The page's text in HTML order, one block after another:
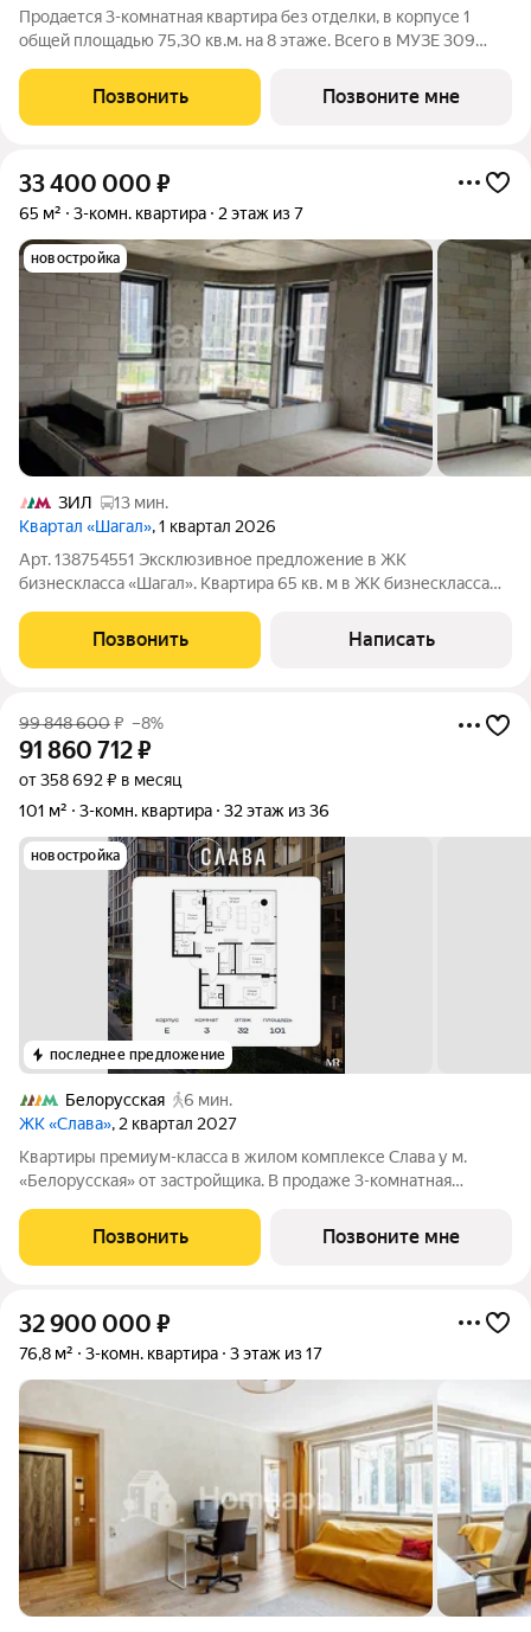
Продается 3-комнатная квартира без отделки, в корпусе 1
общей площадью 75,30 кв.м. на 8 этаже. Всего в МУЗЕ 309
террасами. Высота потолков от 3,5 до 4,65 м. Эксклюзивные
Позвонить Позвоните мне
33 400 000 ₽
65 м² 3-комн. квартира 2 этаж из 7
новостройка
ЗИЛ
13 мин.
Квартал «Шагал», 1 квартал 2026
Арт. 138754551 Эксклюзивное предложение в ЖК
бизнескласса «Шагал». Квартира 65 кв. м в ЖК бизнескласса
максимально функциональна и удобна для семьи:2
изолированные комнаты личное
Позвонить Написать
99 848 600₽ –8%
91 860 712₽
от 358 692 ₽ в месяц
101 м²
3-комн. квартира 32 этаж из 36
новостройка
последнее предложение
Белорусская
6 мин.
ЖК «Слава», 2 квартал 2027
Квартиры премиум-класса в жилом комплексе Слава у м.
«Белорусская» от застройщика. В продаже 3-комнатная
Новый современный жилой комплекс премиум-класса Слава
расположен в той части центра, где
Позвонить Позвоните мне
32 900 000 ₽
76,8 м² 3-комн. квартира 3 этаж из 17